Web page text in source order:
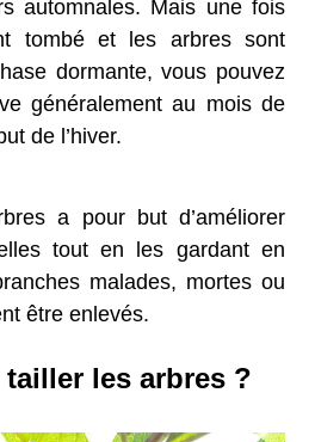
automnales. Mais une fois
tombé et les arbres sont
dormante, vous pouvez
généralement au mois de
de l’hiver.
a pour but d’améliorer
tout en les gardant en
malades, mortes ou
être enlevés.
tailler les arbres ?